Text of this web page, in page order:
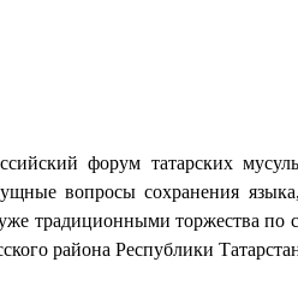
форум татарских
вопросы сохранения
традиционными торжества
района Республики